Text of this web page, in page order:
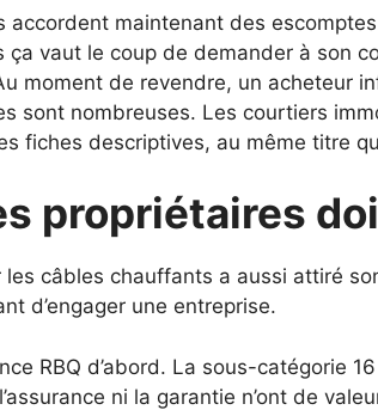
accordent maintenant des
ça vaut le coup de demander à son
moment de revendre, un acheteur
sont nombreuses. Les courtiers
fiches descriptives, au même titre
propriétaires
les câbles chauffants a aussi attiré
d’engager une entreprise.
RBQ d’abord. La sous-catégorie
ni la garantie n’ont de